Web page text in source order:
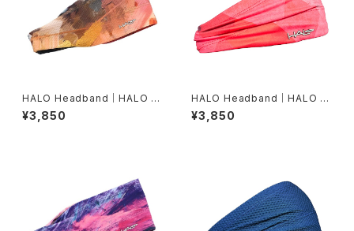
HALO Headband｜HALO バ
ンディット JP（Air modern oi
l）
¥3,850
HALO Headband｜HALO バ
ンディット JP（Vinst）
¥3,850